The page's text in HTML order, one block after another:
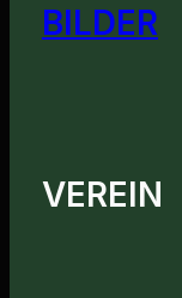
BILDER
VEREIN